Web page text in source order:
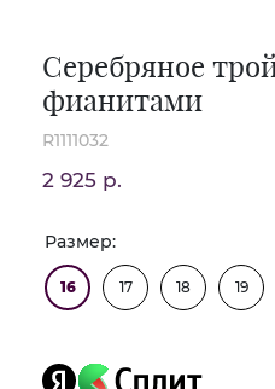
Серебряное
фианитами
R1111032
2 925 р.
Размер:
16 17 18 19